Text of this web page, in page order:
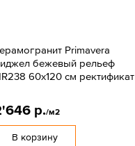
Primavera
бежевый рельеф
60x120 см ректификат
р./м2
В корзину